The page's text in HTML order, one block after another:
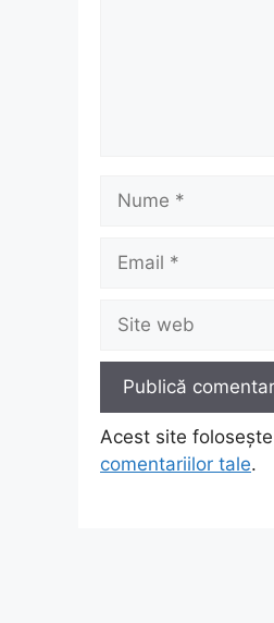
Nume
Email
Site
web
Acest site
comentariilor tale.